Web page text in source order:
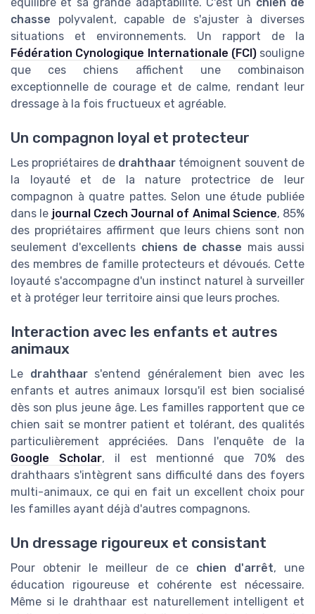
chasse polyvalent, capable de s'ajuster à diverses
situations et environnements. Un rapport de la
Fédération Cynologique Internationale (FCI)souligne
que ces chiens affichent une combinaison
exceptionnelle de courage et de calme, rendant leur
dressage à la fois fructueux et agréable.
Un compagnon loyal et protecteur
Les propriétaires de drahthaar témoignent souvent de
la loyauté et de la nature protectrice de leur
compagnon à quatre pattes. Selon une étude publiée
dans le journal Czech Journal of Animal Science, 85%
des propriétaires affirment que leurs chiens sont non
seulement d'excellents chiens de chasse mais aussi
des membres de famille protecteurs et dévoués. Cette
loyauté s'accompagne d'un instinct naturel à surveiller
et à protéger leur territoire ainsi que leurs proches.
Interaction avec les enfants et autres
animaux
Le drahthaars'entend généralement bien avec les
enfants et autres animaux lorsqu'il est bien socialisé
dès son plus jeune âge. Les familles rapportent que ce
chien sait se montrer patient et tolérant, des qualités
particulièrement appréciées. Dans l'enquête de la
Google Scholar, il est mentionné que 70% des
drahthaars s'intègrent sans difficulté dans des foyers
multi-animaux, ce qui en fait un excellent choix pour
les familles ayant déjà d'autres compagnons.
Un dressage rigoureux et consistant
Pour obtenir le meilleur de ce chien d'arrêt, une
éducation rigoureuse et cohérente est nécessaire.
Même si le drahthaar est naturellement intelligent et